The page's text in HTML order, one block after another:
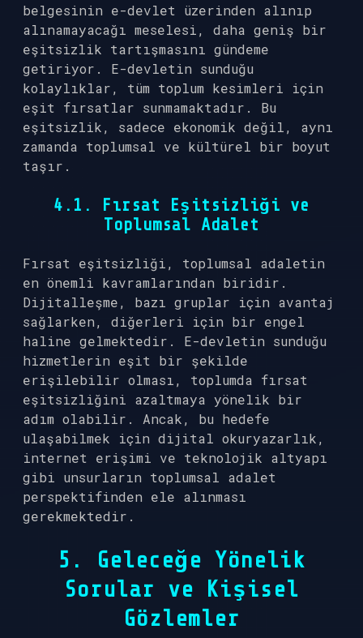
belgesinin e-devlet üzerinden alınıp
alınamayacağı meselesi, daha geniş bir
eşitsizlik tartışmasını gündeme
getiriyor. E-devletin sunduğu
kolaylıklar, tüm toplum kesimleri için
eşit fırsatlar sunmamaktadır. Bu
eşitsizlik, sadece ekonomik değil, aynı
zamanda toplumsal ve kültürel bir boyut
taşır.
4.1. Fırsat Eşitsizliği ve
Toplumsal Adalet
Fırsat eşitsizliği, toplumsal adaletin
en önemli kavramlarından biridir.
Dijitalleşme, bazı gruplar için avantaj
sağlarken, diğerleri için bir engel
haline gelmektedir. E-devletin sunduğu
hizmetlerin eşit bir şekilde
erişilebilir olması, toplumda fırsat
eşitsizliğini azaltmaya yönelik bir
adım olabilir. Ancak, bu hedefe
ulaşabilmek için dijital okuryazarlık,
internet erişimi ve teknolojik altyapı
gibi unsurların toplumsal adalet
perspektifinden ele alınması
gerekmektedir.
5. Geleceğe Yönelik
Sorular ve Kişisel
Gözlemler